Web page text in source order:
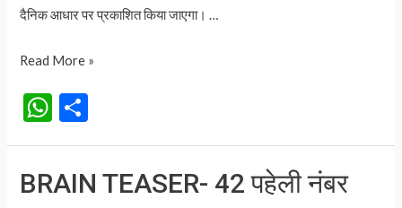
दैनिक आधार पर प्रकाशित किया जाएगा। …
BRAIN
43
-43
Read More »
W
h
at
s
h
ar
e
BRAIN TEASER- 42 पहेली नंबर